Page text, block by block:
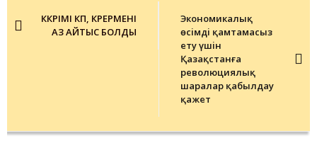
navigation
КӨКӨРІМІ КӨП, КӨРЕРМЕНІ
АЗ АЙТЫС БОЛДЫ
Экономикалық
өсiмдi қамтамасыз
ету үшiн
Қазақстанға
революциялық
шаралар қабылдау
қажет